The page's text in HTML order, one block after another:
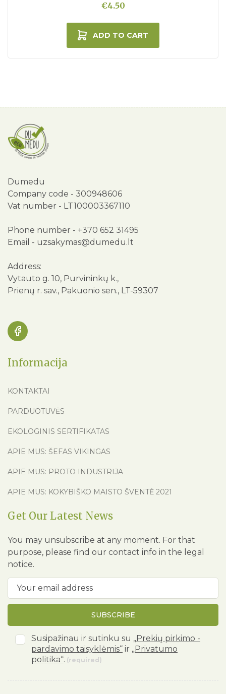
€4.50
ADD TO CART
Dumedu
Company code - 300948606
Vat number - LT100003367110
Phone number - +370 652 31495
Email - uzsakymas@dumedu.lt
Address:
Vytauto g. 10, Purvininkų k.,
Prienų r. sav., Pakuonio sen., LT-59307
Informacija
KONTAKTAI
PARDUOTUVĖS
EKOLOGINIS SERTIFIKATAS
APIE MUS: ŠEFAS VIKINGAS
APIE MUS: PROTO INDUSTRIJA
APIE MUS: KOKYBIŠKO MAISTO ŠVENTĖ 2021
Get Our Latest News
You may unsubscribe at any moment. For that
purpose, please find our contact info in the legal
notice.
SUBSCRIBE
Susipažinau ir sutinku su „Prekių pirkimo -
pardavimo taisyklėmis“ ir „Privatumo
politika“. (required)